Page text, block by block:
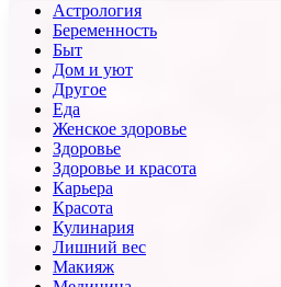
Астрология
Беременность
Быт
Дом и уют
Другое
Еда
Женское здоровье
Здоровье
Здоровье и красота
Карьера
Красота
Кулинария
Лишний вес
Макияж